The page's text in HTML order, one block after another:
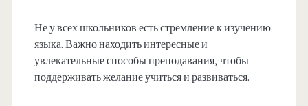
Не у всех школьников есть стремление к изучению
языка. Важно находить интересные и
увлекательные способы преподавания, чтобы
поддерживать желание учиться и развиваться.